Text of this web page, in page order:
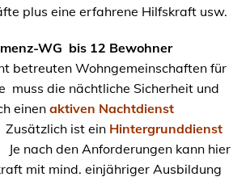
plus eine erfahrene Hilfskraft usw.
WG bis 12 Bewohner
betreuten Wohngemeinschaften für
muss die nächtliche Sicherheit und
einen aktiven Nachtdienst
ist ein Hintergrunddienst
nach den Anforderungen kann hier
mit mind. einjähriger Ausbildung